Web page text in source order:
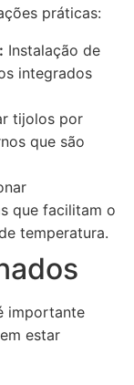
práticas:
Instalação de
integrados
tijolos por
que são
que facilitam o
temperatura.
importante
estar